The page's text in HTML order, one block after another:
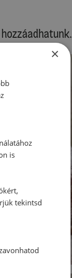
×
is
tekintsd